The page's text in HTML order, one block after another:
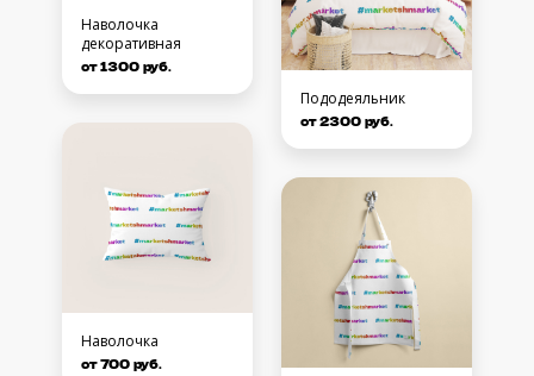
Наволочка
декоративная
от 1300 руб.
Наволочка
от 700 руб.
Пододеяльник
от 2300 руб.